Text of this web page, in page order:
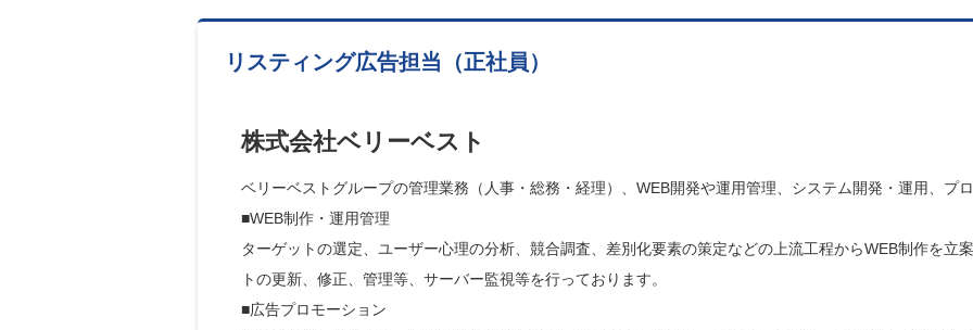
リスティング広告担当（正社員）
株式会社ベリーベスト
ベリーベストグループの管理業務（人事・総務・経理）、WEB開発や運用管理、システム開発・運用、プ
■WEB制作・運用管理
ターゲットの選定、ユーザー心理の分析、競合調査、差別化要素の策定などの上流工程からWEB制作を立
トの更新、修正、管理等、サーバー監視等を行っております。
■広告プロモーション